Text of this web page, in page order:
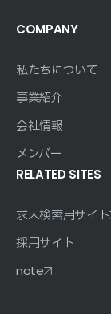
COMPANY
私たちについて
事業紹介
会社情報
メンバー
RELATED SITES
求人検索用サイト
採用サイト
note